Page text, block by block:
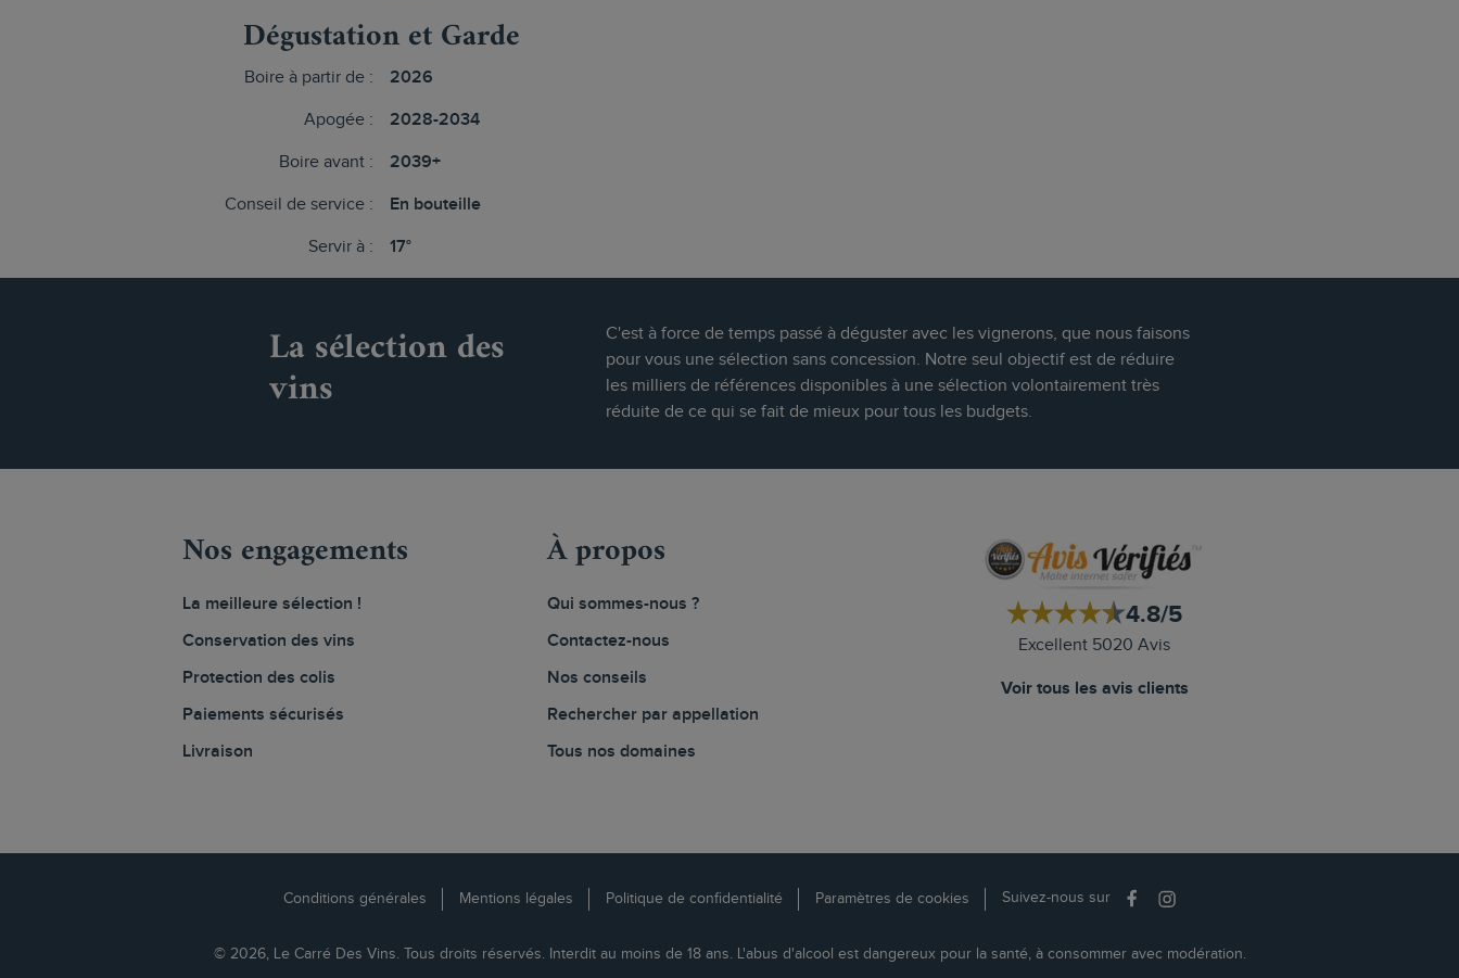
Dégustation et Garde
Boire à partir de : 2026
Apogée : 2028-2034
Boire avant : 2039+
Conseil de service : En bouteille
Servir à : 17°
La sélection des
vins
C'est à force de temps passé à déguster avec les vignerons, que nous faisons
pour vous une sélection sans concession. Notre seul objectif est de réduire
les milliers de références disponibles à une sélection volontairement très
réduite de ce qui se fait de mieux pour tous les budgets.
Nos engagements
La meilleure sélection !
Conservation des vins
Protection des colis
Paiements sécurisés
Livraison
À propos
Qui sommes-nous ?
Contactez-nous
Nos conseils
Rechercher par appellation
Tous nos domaines
4.8/5
Excellent 5020 Avis
Voir tous les avis clients
Conditions générales Mentions légales Politique de confidentialité Paramètres de cookies Suivez-nous sur
© 2026, Le Carré Des Vins. Tous droits réservés. Interdit au moins de 18 ans. L'abus d'alcool est dangereux pour la santé, à consommer avec modération.